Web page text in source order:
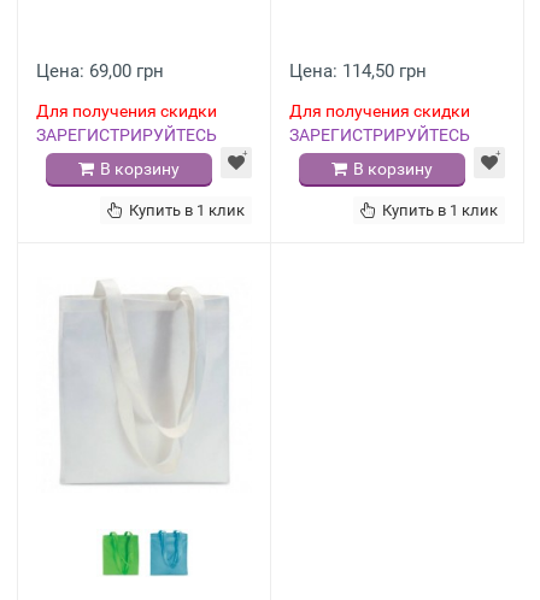
Цена: 69,00 грн
Для получения скидки
ЗАРЕГИСТРИРУЙТЕСЬ
В корзину
Купить в 1 клик
Цена: 114,50 грн
Для получения скидки
ЗАРЕГИСТРИРУЙТЕСЬ
В корзину
Купить в 1 клик